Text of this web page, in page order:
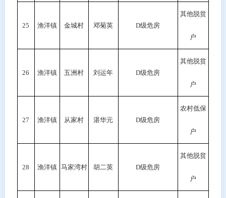
25 渔洋镇 金城村 邓菊英 D级危房
其他脱贫
户
26 渔洋镇 五洲村 刘运年 D级危房
其他脱贫
户
27 渔洋镇 从家村 湛华元 D级危房
农村低保
户
28 渔洋镇 马家湾村 胡二英 D级危房
其他脱贫
户